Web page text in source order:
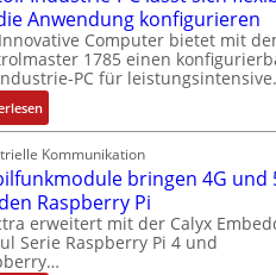
Anwendung konfigurieren
Computer bietet mit
1785 einen
PC für
:
1
9
-
Z
o
l
l
Kommunikation
bringen 4G und
Raspberry Pi
erweitert mit der Calyx
Serie Raspberry Pi 4 und